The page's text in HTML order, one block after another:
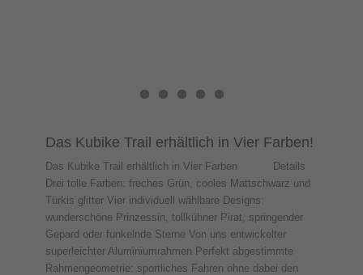
Das Kubike Trail erhältlich in Vier Farben!
Das Kubike Trail erhältlich in Vier Farben Details
Drei tolle Farben: freches Grün, cooles Mattschwarz und
Türkis glitter Vier individuell wählbare Designs:
wunderschöne Prinzessin, tollkühner Pirat, springender
Gepard oder funkelnde Sterne Von uns entwickelter
superleichter Aluminiumrahmen Perfekt abgestimmte
Rahmengeometrie: sportliches Fahren ohne dabei den